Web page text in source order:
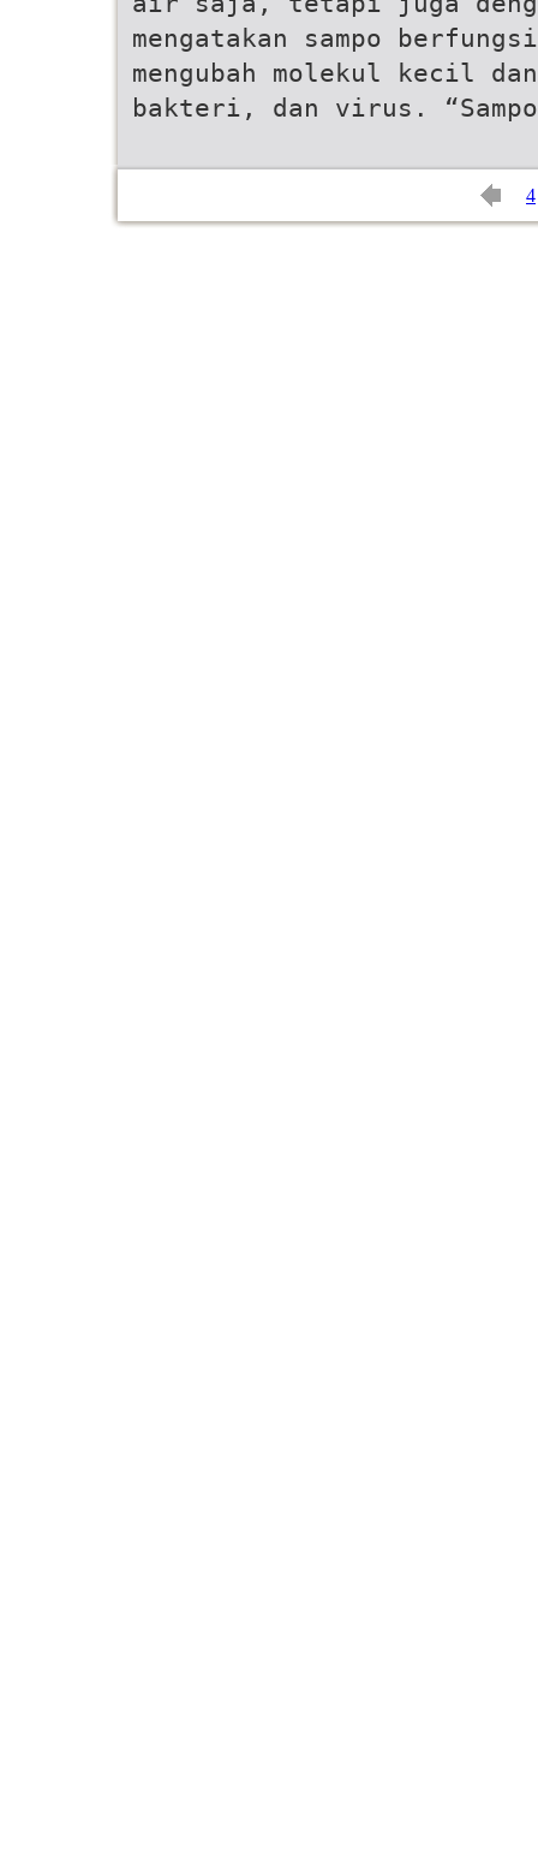
mengatakan sampo
mengubah molekul kecil
bakteri, dan virus. “Sampo
4